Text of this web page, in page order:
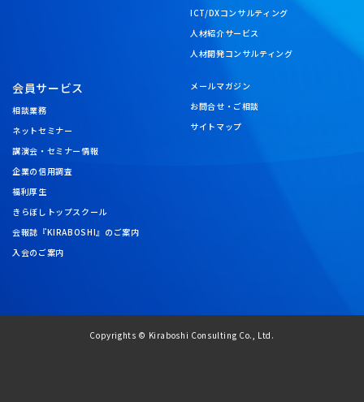
ICT/DXコンサルティング
人材紹介サービス
人材開発コンサルティング
会員サービス
相談業務
ネットセミナー
講演会・セミナー情報
企業の信用調査
福利厚生
きらぼしトップスクール
会報誌『KIRABOSHI』のご案内
入会のご案内
メールマガジン
お問合せ・ご相談
サイトマップ
Copyrights © Kiraboshi Consulting Co., Ltd.